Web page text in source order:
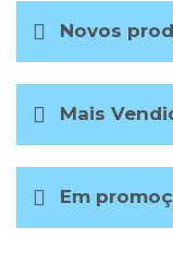
Novos
Mais
Em